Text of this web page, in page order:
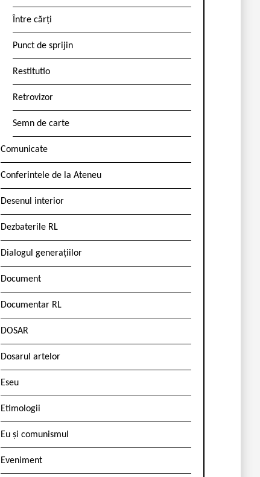
Între cărți
Punct de sprijin
Restitutio
Retrovizor
Semn de carte
Comunicate
Conferintele de la Ateneu
Desenul interior
Dezbaterile RL
Dialogul generațiilor
Document
Documentar RL
DOSAR
Dosarul artelor
Eseu
Etimologii
Eu și comunismul
Eveniment